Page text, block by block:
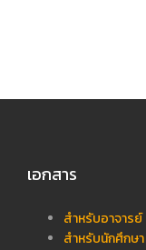
เอกสาร
สำหรับอาจารย์
สำหรับนักศึกษา